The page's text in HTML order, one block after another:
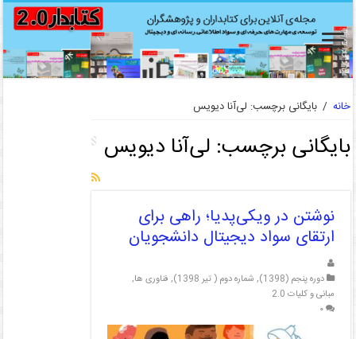
خانه / بایگانی برچسب: لی‌آنا دیویس
بایگانی برچسب: لی‌آنا دیویس
نوشتن در ویکی‌پدیا؛ راهی برای
ارتقای سواد دیجیتال دانشجویان
دوره پنجم (1398) , شماره دوم ( تیر 1398) , فناوری ها,
مبانی و کلیات 2.0
۰